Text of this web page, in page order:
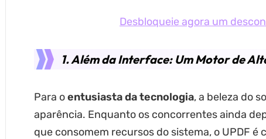
Desbloqueie agora um
1. Além da Interface: Um Motor de
Para oentusiasta da tecnologia, a beleza do
aparência. Enquanto os concorrentes ainda
que consomem recursos do sistema, o UPDF é